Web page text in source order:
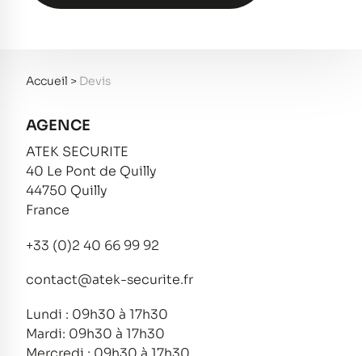
Accueil > Devis
AGENCE
ATEK SECURITE
40 Le Pont de Quilly
44750 Quilly
France
+33 (0)2 40 66 99 92
contact@atek-securite.fr
Lundi : 09h30 à 17h30
Mardi: 09h30 à 17h30